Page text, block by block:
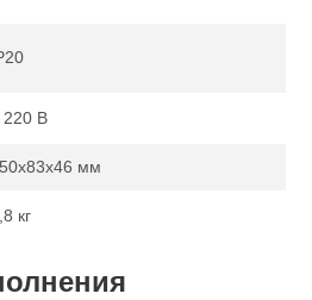
220 В
мм
кг